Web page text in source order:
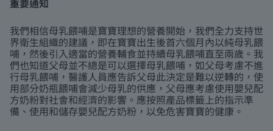
我們相信母乳餵哺是寶寶理想的營養開始，我們全力支持世
界衛生組織的建議，即在寶寶出生後首六個月內以純母乳餵
哺，然後引入適當的營養輔食並持續母乳餵哺直至兩歲。我
們也知道父母並不總是可以選擇母乳餵哺，如父母考慮不進
行母乳餵哺，醫護人員應告訴父母此決定是難以逆轉的，使
用部分奶瓶餵哺會減少母乳的供應，父母應考慮使用嬰兒配
方奶粉對社會和經濟的影響。應按照產品標籤上的指示準
備、使用和儲存嬰兒配方奶粉，以免危害寶寶的健康。